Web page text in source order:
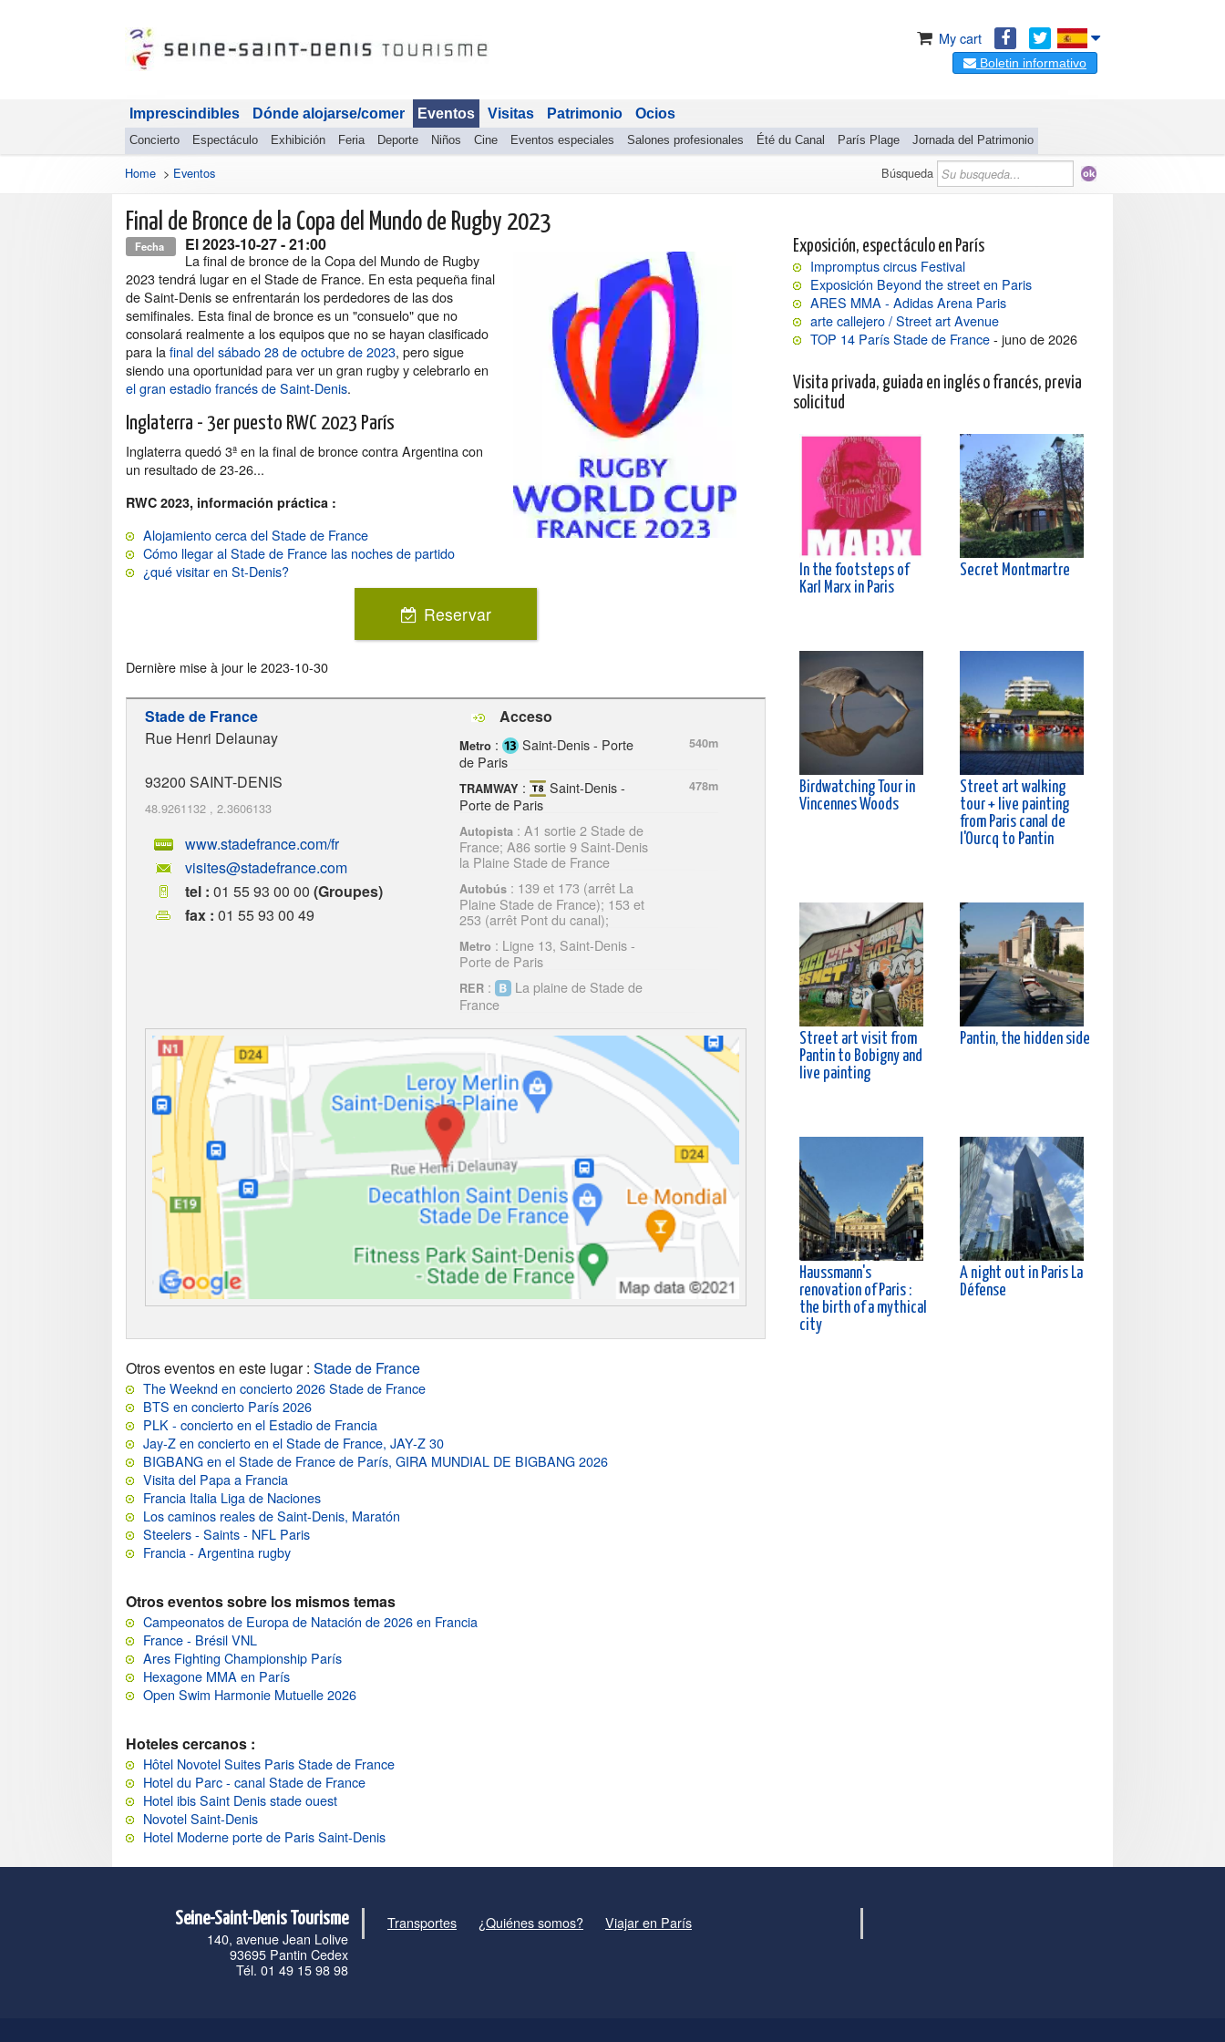
My cart
Boletin informativo
Imprescindibles Dónde alojarse/comer Eventos
Concierto Espectáculo Exhibición Feria Deporte Niños Cine Eventos especiales Salones profesionales Été du Canal París Plage Jornada del Patrimonio
Visitas Patrimonio Ocios
Home > Eventos Búsqueda
Final de Bronce de la Copa del Mundo de Rugby 2023
Fecha El2023-10-27- 21:00
La final de bronce de la Copa del Mundo de Rugby
2023 tendrá lugar en el Stade de France. En esta pequeña final
de Saint-Denis se enfrentarán los perdedores de las dos
semifinales. Esta final de bronce es un "consuelo" que no
consolará realmente a los equipos que no se hayan clasificado
para lafinal del sábado 28 de octubre de 2023, pero sigue
siendo una oportunidad para ver un gran rugby y celebrarlo en
el gran estadio francés de Saint-Denis.
Inglaterra - 3er puesto RWC 2023 París
Inglaterra quedó 3ª en la final de bronce contra Argentina con
un resultado de 23-26...
RWC 2023, información práctica :
Alojamiento cerca del Stade de France
Cómo llegar al Stade de France las noches de partido
¿qué visitar en St-Denis?
Reservar
Dernière mise à jour le2023-10-30
Stade de France
Rue Henri Delaunay
93200 SAINT-DENIS
48.9261132 , 2.3606133
www.stadefrance.com/fr
visites@stadefrance.com
tel : 01 55 93 00 00 (Groupes)
fax : 01 55 93 00 49
Acceso
Metro :
Saint-Denis - Porte
de Paris
540m
TRAMWAY :
Saint-Denis -
Porte de Paris
478m
Autopista : A1 sortie 2 Stade de
France; A86 sortie 9 Saint-Denis
la Plaine Stade de France
Autobús : 139 et 173 (arrêt La
Plaine Stade de France); 153 et
253 (arrêt Pont du canal);
Metro : Ligne 13, Saint-Denis -
Porte de Paris
RER :
La plaine de Stade de
France
Otros eventos en este lugar: Stade de France
The Weeknd en concierto 2026 Stade de France
BTS en concierto París 2026
PLK - concierto en el Estadio de Francia
Jay-Z en concierto en el Stade de France, JAY-Z 30
BIGBANG en el Stade de France de París, GIRA MUNDIAL DE BIGBANG 2026
Visita del Papa a Francia
Francia Italia Liga de Naciones
Los caminos reales de Saint-Denis, Maratón
Steelers - Saints - NFL Paris
Francia - Argentina rugby
Otros eventos sobre los mismos temas
Campeonatos de Europa de Natación de 2026 en Francia
France - Brésil VNL
Ares Fighting Championship París
Hexagone MMA en París
Open Swim Harmonie Mutuelle 2026
Hoteles cercanos :
Hôtel Novotel Suites Paris Stade de France
Hotel du Parc - canal Stade de France
Hotel ibis Saint Denis stade ouest
Novotel Saint-Denis
Hotel Moderne porte de Paris Saint-Denis
Exposición, espectáculo en París
Impromptus circus Festival
Exposición Beyond the street en Paris
ARES MMA - Adidas Arena Paris
arte callejero / Street art Avenue
TOP 14 París Stade de France- juno de 2026
Visita privada, guiada en inglés o francés, previa
solicitud
In the footsteps of
Karl Marx in Paris
Secret Montmartre
Birdwatching Tour in
Vincennes Woods
Street art walking
tour + live painting
from Paris canal de
l'Ourcq to Pantin
Street art visit from
Pantin to Bobigny and
live painting
Pantin, the hidden side
Haussmann's
renovation of Paris :
the birth of a mythical
city
A night out in Paris La
Défense
Seine-Saint-Denis Tourisme
140, avenue Jean Lolive
93695 Pantin Cedex
Tél. 01 49 15 98 98
Transportes ¿Quiénes somos? Viajar en París